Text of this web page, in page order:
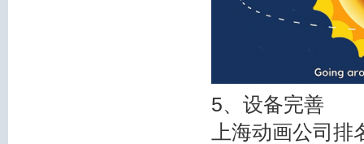
5、设备完善
上海动画公司